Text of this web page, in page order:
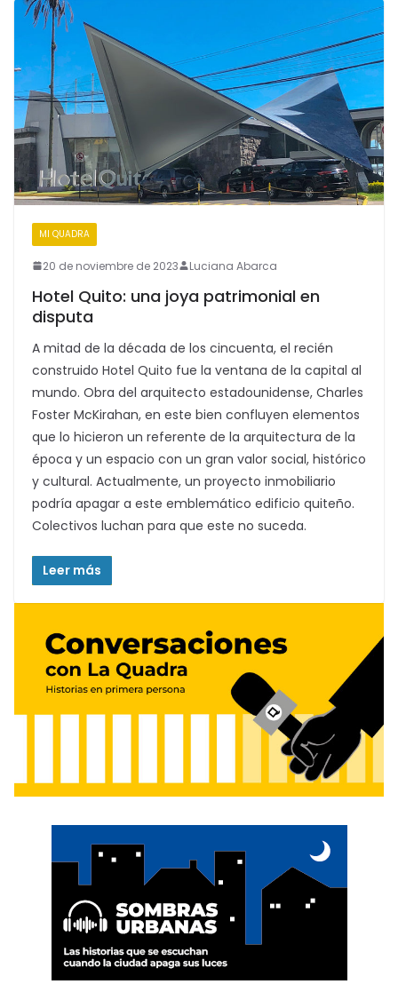
MI QUADRA
20 de noviembre de 2023 Luciana Abarca
Hotel Quito: una joya patrimonial en
disputa
A mitad de la década de los cincuenta, el recién
construido Hotel Quito fue la ventana de la capital al
mundo. Obra del arquitecto estadounidense, Charles
Foster McKirahan, en este bien confluyen elementos
que lo hicieron un referente de la arquitectura de la
época y un espacio con un gran valor social, histórico
y cultural. Actualmente, un proyecto inmobiliario
podría apagar a este emblemático edificio quiteño.
Colectivos luchan para que este no suceda.
Leer más